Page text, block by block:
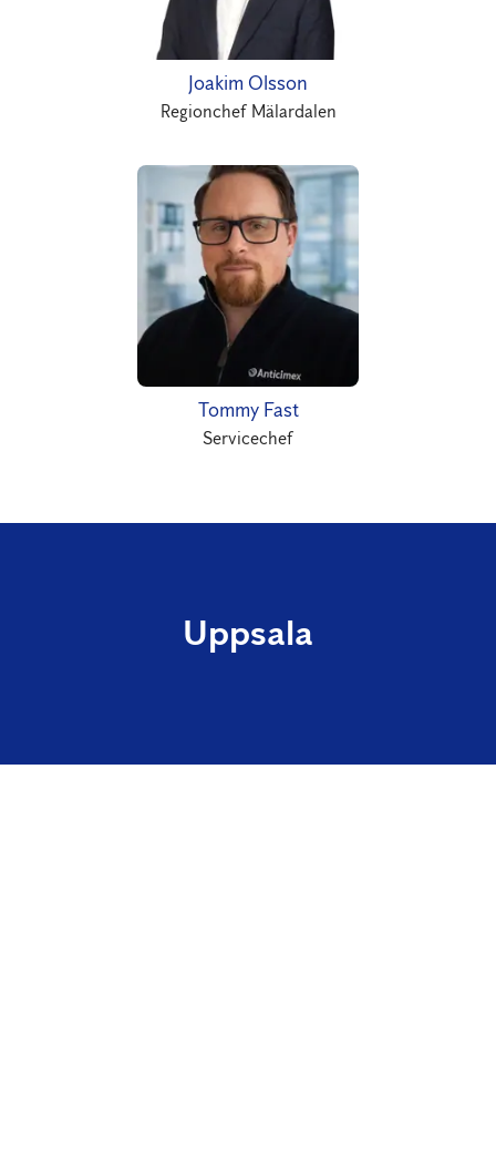
Joakim Olsson
Regionchef Mälardalen
Tommy Fast
Servicechef
Uppsala